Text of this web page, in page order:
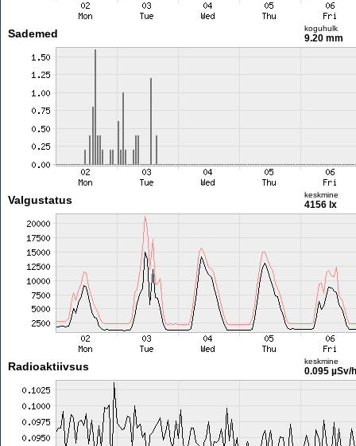
Sademed koguhulk
9.20 mm
Valgustatus keskmine
4156 lx
Radioaktiivsus keskmine
0.095 µSv/h